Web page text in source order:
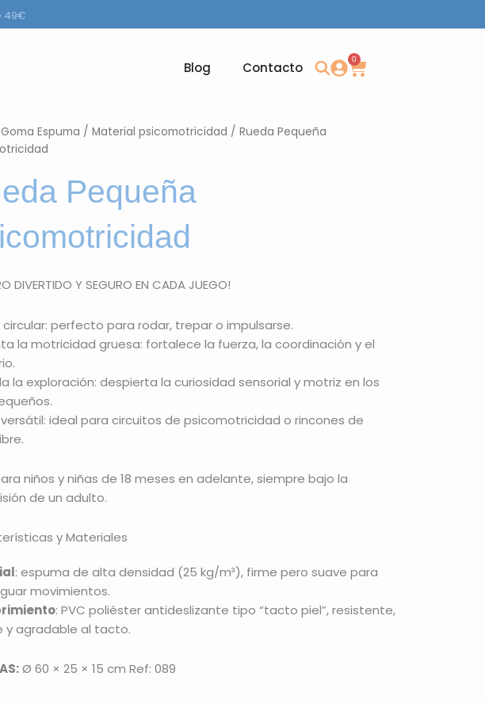
49€
Blog Contacto
0
Carrito
Goma Espuma / Material psicomotricidad / Rueda Pequeña
Pequeña
DIVERTIDO Y SEGURO EN CADA JUEGO!
circular: perfecto para rodar, trepar o impulsarse.
la motricidad gruesa: fortalece la fuerza, la coordinación y el
la exploración: despierta la curiosidad sensorial y motriz en los
ideal para circuitos de psicomotricidad o rincones de
niños y niñas de 18 meses en adelante, siempre bajo la
de un adulto.
y Materiales
: espuma de alta densidad (25 kg/m³), firme pero suave para
movimientos.
: PVC poliéster antideslizante tipo “tacto piel”, resistente,
y agradable al tacto.
Ø 60 × 25 × 15 cm Ref: 089